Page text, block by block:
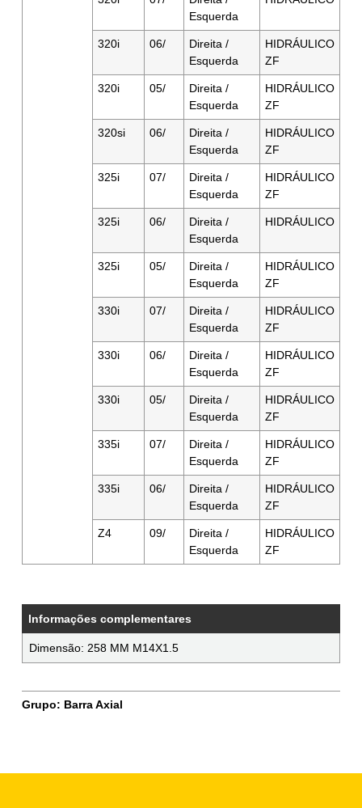
Esquerda
320i 06/
Direita /
Esquerda
HIDRÁULICO
ZF
320i 05/
Direita /
Esquerda
HIDRÁULICO
ZF
320si 06/
Direita /
Esquerda
HIDRÁULICO
ZF
325i 07/
Direita /
Esquerda
HIDRÁULICO
ZF
325i 06/
Direita /
Esquerda
HIDRÁULICO
325i 05/
Direita /
Esquerda
HIDRÁULICO
ZF
330i 07/
Direita /
Esquerda
HIDRÁULICO
ZF
330i 06/
Direita /
Esquerda
HIDRÁULICO
ZF
330i 05/
Direita /
Esquerda
HIDRÁULICO
ZF
335i 07/
Direita /
Esquerda
HIDRÁULICO
ZF
335i 06/
Direita /
Esquerda
HIDRÁULICO
ZF
Z4 09/
Direita /
Esquerda
HIDRÁULICO
ZF
Informações complementares
Dimensão: 258 MM M14X1.5
Grupo: Barra Axial